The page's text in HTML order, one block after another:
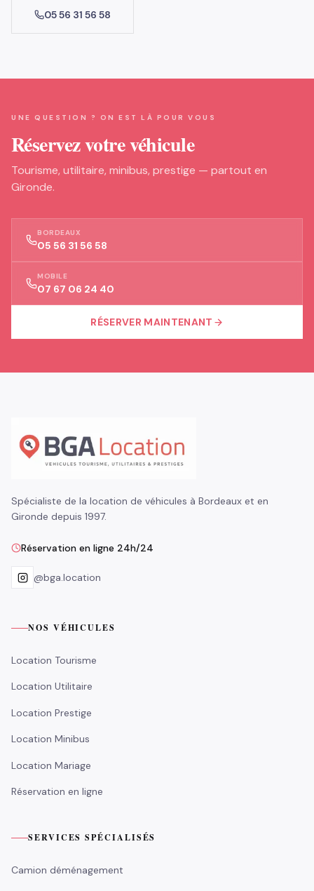
05 56 31 56 58
UNE QUESTION ? ON EST LÀ POUR VOUS
Réservez votre véhicule
Tourisme, utilitaire, minibus, prestige — partout en
Gironde.
BORDEAUX
05 56 31 56 58
MOBILE
07 67 06 24 40
RÉSERVER MAINTENANT
Spécialiste de la location de véhicules à Bordeaux et en
Gironde depuis 1997.
Réservation en ligne 24h/24
@bga.location
NOS VÉHICULES
Location Tourisme
Location Utilitaire
Location Prestige
Location Minibus
Location Mariage
Réservation en ligne
SERVICES SPÉCIALISÉS
Camion déménagement